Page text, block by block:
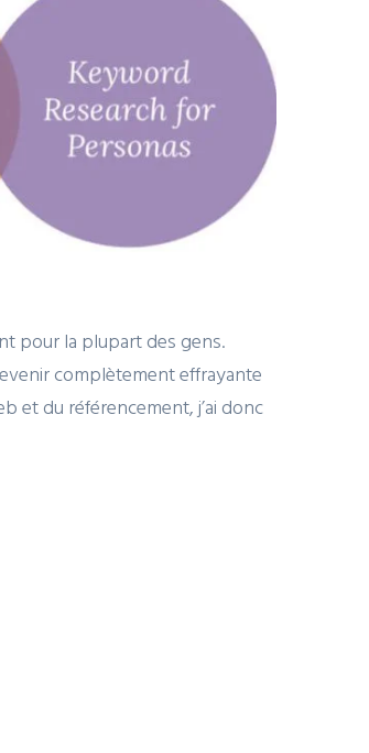
pour la plupart des gens.
complètement effrayante
et du référencement, j’ai donc